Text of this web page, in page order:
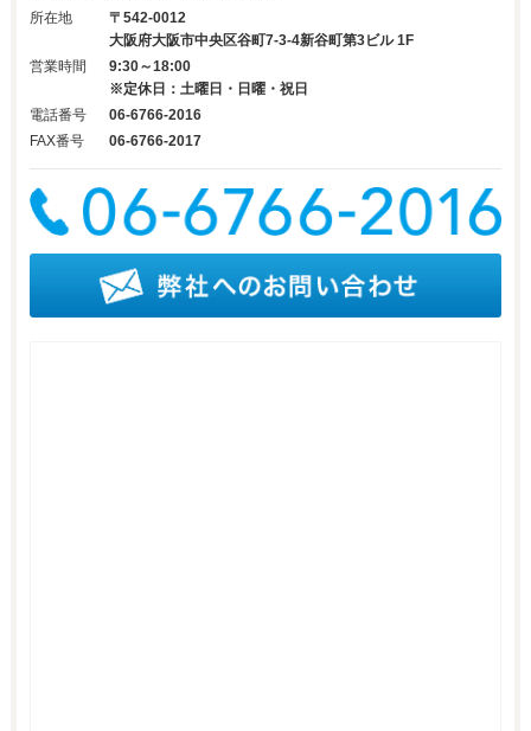
所在地
〒542-0012
大阪府大阪市中央区谷町7-3-4新谷町第3ビル 1F
営業時間
9:30～18:00
※定休日：土曜日・日曜・祝日
電話番号
06-6766-2016
FAX番号
06-6766-2017